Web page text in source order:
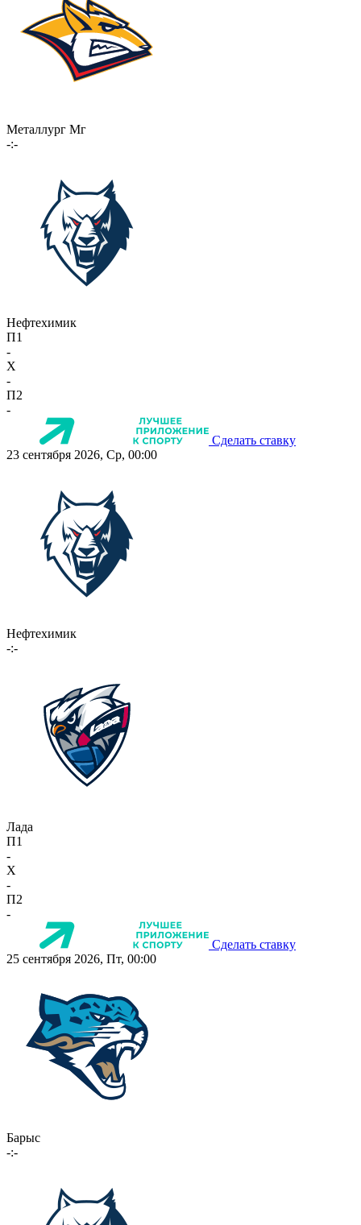
Металлург Мг
-:-
Нефтехимик
П1
-
X
-
П2
-
Сделать ставку
23 сентября 2026, Ср, 00:00
Нефтехимик
-:-
Лада
П1
-
X
-
П2
-
Сделать ставку
25 сентября 2026, Пт, 00:00
Барыс
-:-